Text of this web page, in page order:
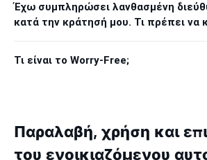
Έχω συμπληρώσει λανθασμένη
κατά την κράτησή μου. Τι πρέπει να
Τι είναι το Worry-Free;
Παραλαβή, χρήση και
του ενοικιαζόμενου